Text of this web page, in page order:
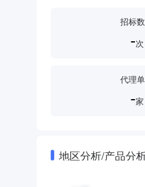
招标
-次
代理
-家
地区分析/产品分